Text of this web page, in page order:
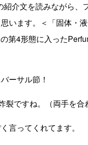
介文を読みながら、
います。＜「固体・
の第4形態に入った
サル節！
裂ですね。（両手を
ってくれてます。